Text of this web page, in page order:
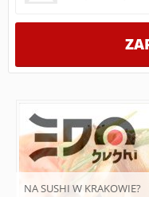
NA SUSHI W KRAKOWIE?